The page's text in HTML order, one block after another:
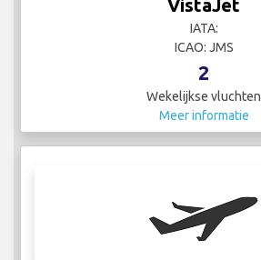
VistaJet
IATA:
ICAO: JMS
2
Wekelijkse vluchten
Meer informatie